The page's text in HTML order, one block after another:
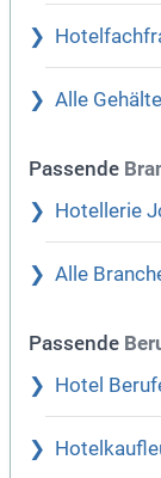
Alle
Passende
Hotellerie
Alle
Passende
Hotel